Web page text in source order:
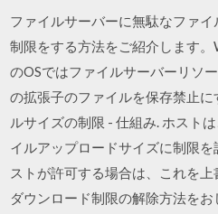
ファイルサーバーに無駄なファ
制限をする方法をご紹介します
のOSではファイルサーバーリソ
の拡張子のファイルを保存禁止
ルサイズの制限 - 仕組み. ホスト
イルアップロードサイズに制限
ストが許可する場合は、これを
ダウンロード制限の解除方法を